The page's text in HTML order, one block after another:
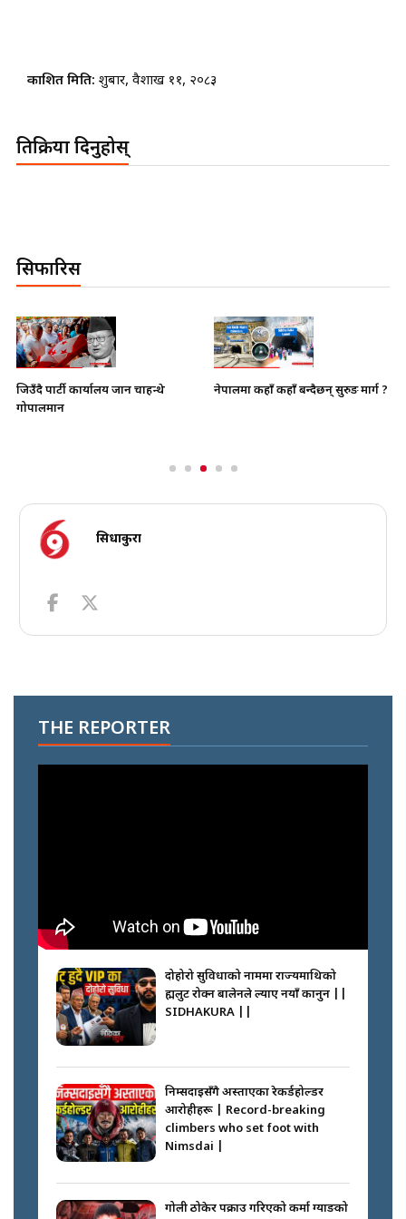
प्रकाशित मिति: शुक्रबार, वैशाख ११, २०८३
प्रतिक्रिया दिनुहोस्
सिफारिस
जिउँदै पार्टी कार्यालय जान चाहन्थे
गोपालमान
नेपालमा कहाँ कहाँ बन्दैछन् सुरुङ मार्ग ?
सिधाकुरा
THE REPORTER
दोहोरो सुविधाको नाममा राज्यमाथिको
ब्रह्मलुट रोक्न बालेनले ल्याए नयाँ कानुन ||
SIDHAKURA ||
निम्सदाइसँगै अस्ताएका रेकर्डहोल्डर
आरोहीहरू | Record-breaking
climbers who set foot with
Nimsdai |
गोली ठोकेर पक्राउ गरिएको कर्मा ग्याङको